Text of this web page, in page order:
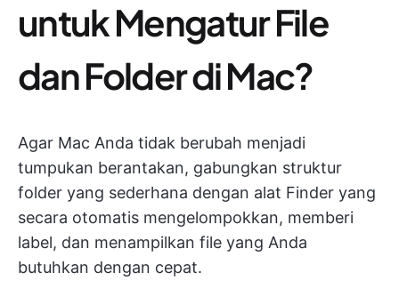
untuk Mengatur File
dan Folder di Mac?
Agar Mac Anda tidak berubah menjadi
tumpukan berantakan, gabungkan struktur
folder yang sederhana dengan alat Finder yang
secara otomatis mengelompokkan, memberi
label, dan menampilkan file yang Anda
butuhkan dengan cepat.